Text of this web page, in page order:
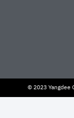
© 2023 Yangdee